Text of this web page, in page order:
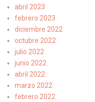
abril 2023
febrero 2023
diciembre 2022
octubre 2022
julio 2022
junio 2022
abril 2022
marzo 2022
febrero 2022